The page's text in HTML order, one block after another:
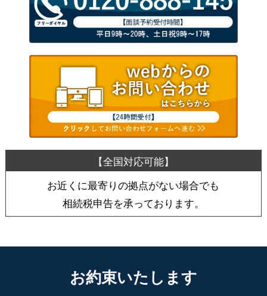
お近くに最寄りの拠点がない場合でも
相続税申告を承っております。
お約束いたします